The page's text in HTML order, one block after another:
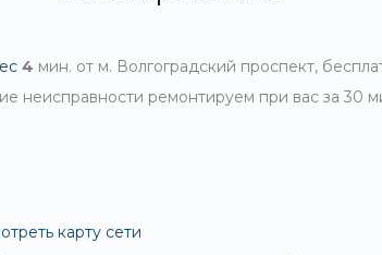
4 мин. от м. Волгоградский проспект,
неисправности ремонтируем при вас за 30
карту сети